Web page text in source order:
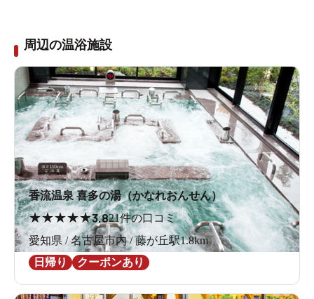
周辺の温浴施設
香流温泉 喜多の湯（かなれおんせん）
★★★★★3.821件の口コミ
愛知県 / 名古屋市内 / 藤が丘駅1.8km
日帰り
クーポンあり